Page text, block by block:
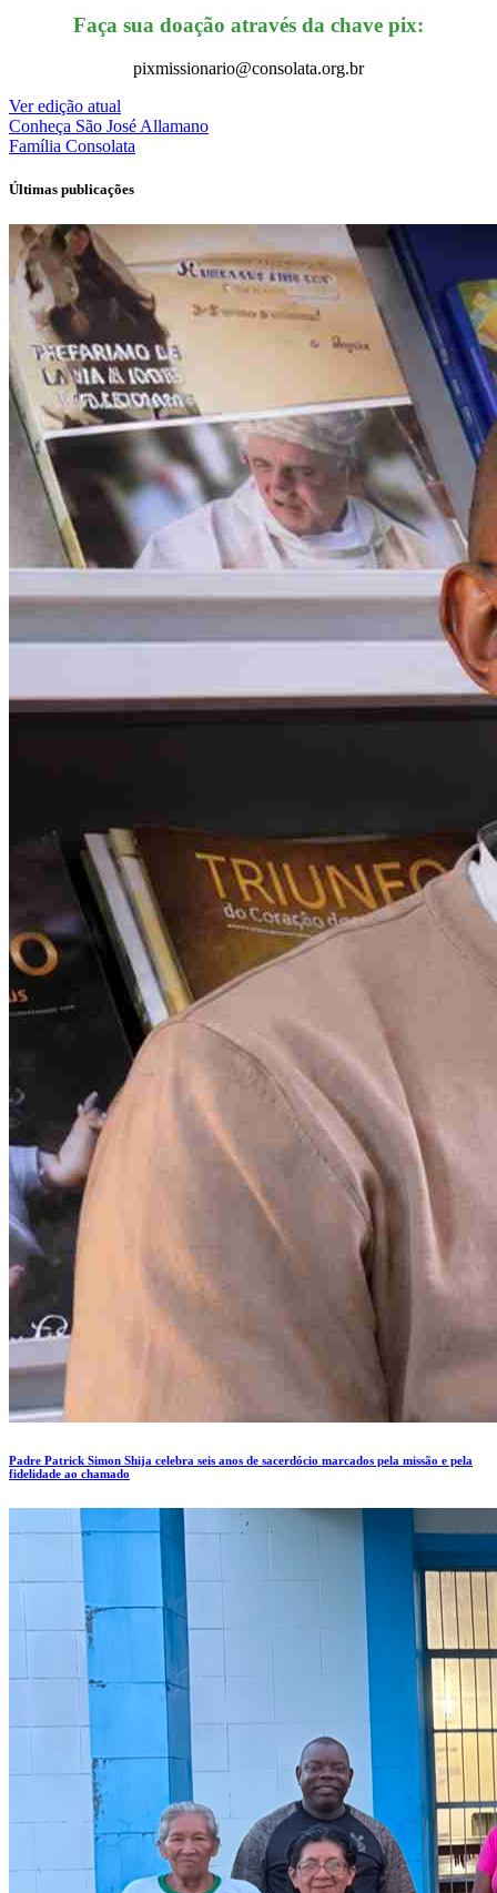
Faça sua doação através da chave pix:
pixmissionario@consolata.org.br
Ver edição atual
Conheça São José Allamano
Família Consolata
Últimas publicações
Padre Patrick Simon Shija celebra seis anos de sacerdócio marcados pela missão e pela
fidelidade ao chamado